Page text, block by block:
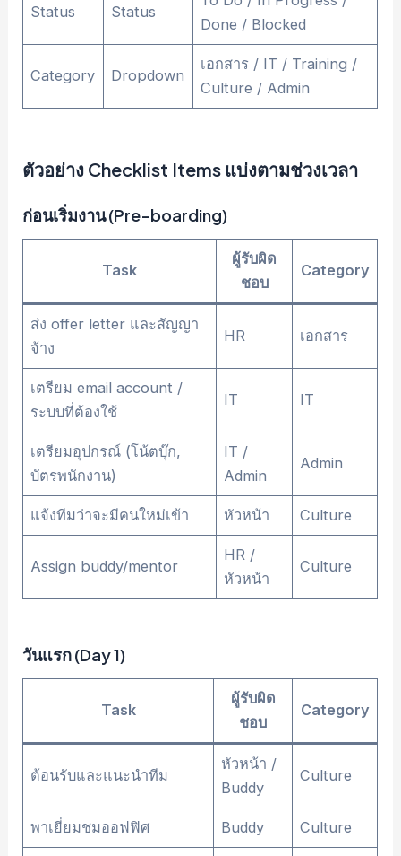
Status Status
Done / Blocked
Category Dropdown
เอกสาร / IT / Training /
Culture / Admin
ตัวอย่าง Checklist Items แบ่งตามช่วงเวลา
ก่อนเริ่มงาน (Pre-boarding)
Task
ผู้รับผิด
ชอบ
Category
ส่ง offer letter และสัญญา
จ้าง
HR เอกสาร
เตรียม email account /
ระบบที่ต้องใช้
IT IT
เตรียมอุปกรณ์ (โน้ตบุ๊ก,
บัตรพนักงาน)
IT /
Admin
Admin
แจ้งทีมว่าจะมีคนใหม่เข้า หัวหน้า Culture
Assign buddy/mentor
HR /
หัวหน้า
Culture
วันแรก (Day 1)
Task
ผู้รับผิด
ชอบ
Category
ต้อนรับและแนะนำทีม
หัวหน้า /
Buddy
Culture
พาเยี่ยมชมออฟฟิศ Buddy Culture